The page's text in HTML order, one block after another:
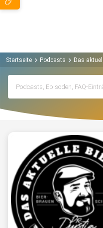
Startseite Podcasts Das